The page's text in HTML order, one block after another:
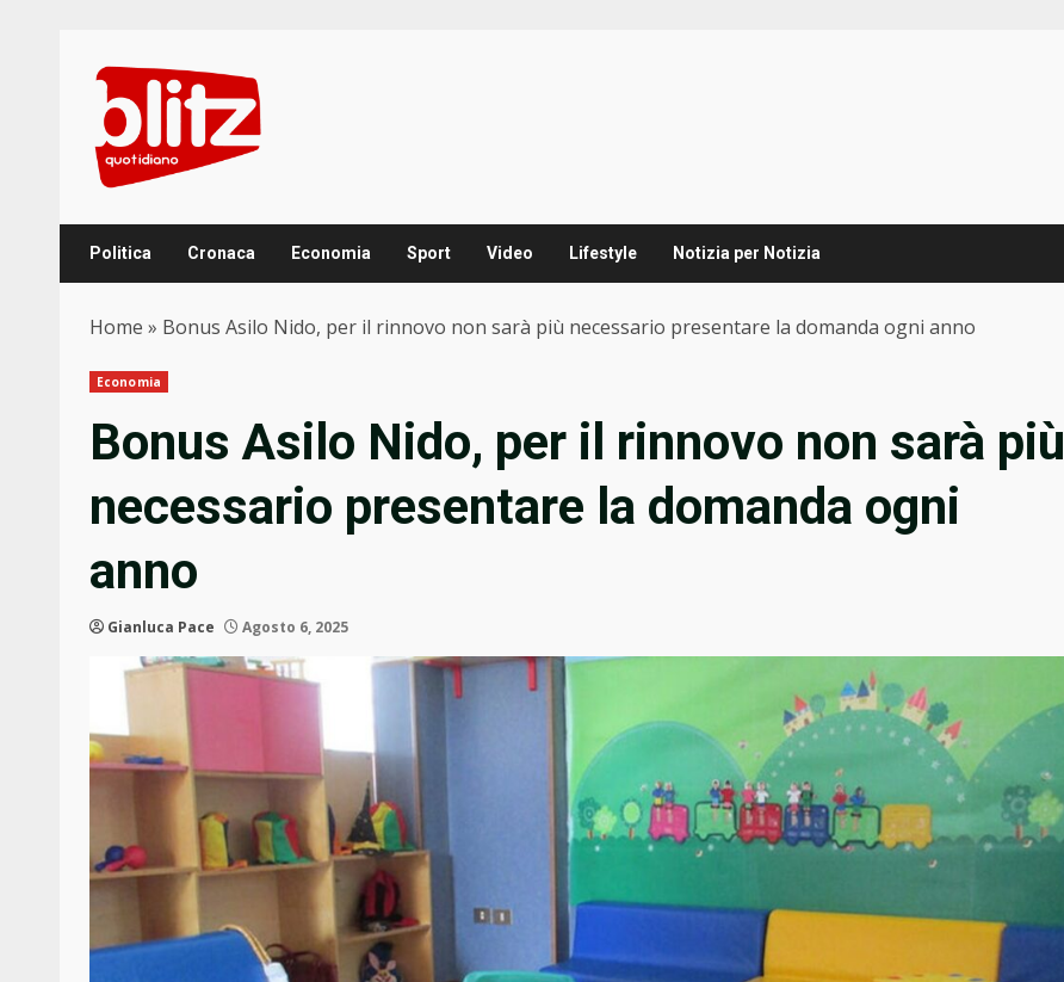
content
Politica Cronaca Economia Sport Video Lifestyle Notizia per Notizia
Home » Bonus Asilo Nido, per il rinnovo non sarà più necessario presentare la domanda ogni anno
Economia
Bonus Asilo Nido, per il rinnovo non sarà più
necessario presentare la domanda ogni
anno
Gianluca Pace Agosto 6, 2025